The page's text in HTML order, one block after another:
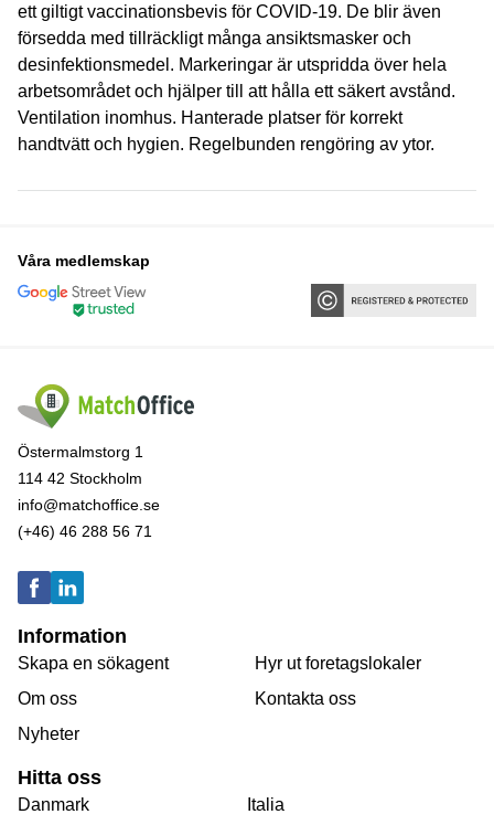
ett giltigt vaccinationsbevis för COVID-19. De blir även
försedda med tillräckligt många ansiktsmasker och
desinfektionsmedel. Markeringar är utspridda över hela
arbetsområdet och hjälper till att hålla ett säkert avstånd.
Ventilation inomhus. Hanterade platser för korrekt
handtvätt och hygien. Regelbunden rengöring av ytor.
Våra medlemskap
Östermalmstorg 1
114 42 Stockholm
info@matchoffice.se
(+46) 46 288 56 71
Information
Skapa en sökagent
Om oss
Nyheter
Hyr ut foretagslokaler
Kontakta oss
Hitta oss
Danmark
Italia